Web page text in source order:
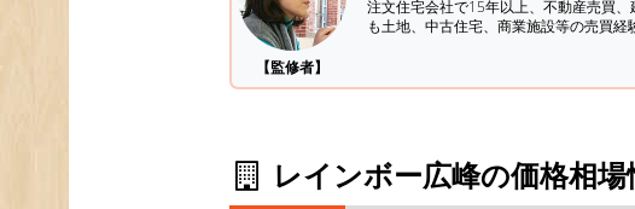
【監修者】
注文住宅会社で15年以上、不動産売買
も土地、中古住宅、商業施設等の売買
レインボー広峰の価格相場